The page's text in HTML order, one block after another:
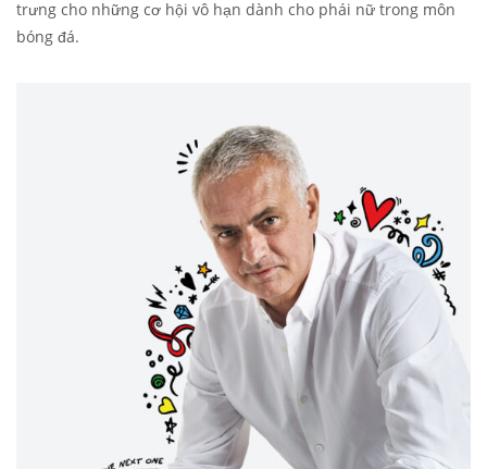
trưng cho những cơ hội vô hạn dành cho phái nữ trong môn
bóng đá.